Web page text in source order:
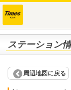
ステーション
周辺地図に戻る